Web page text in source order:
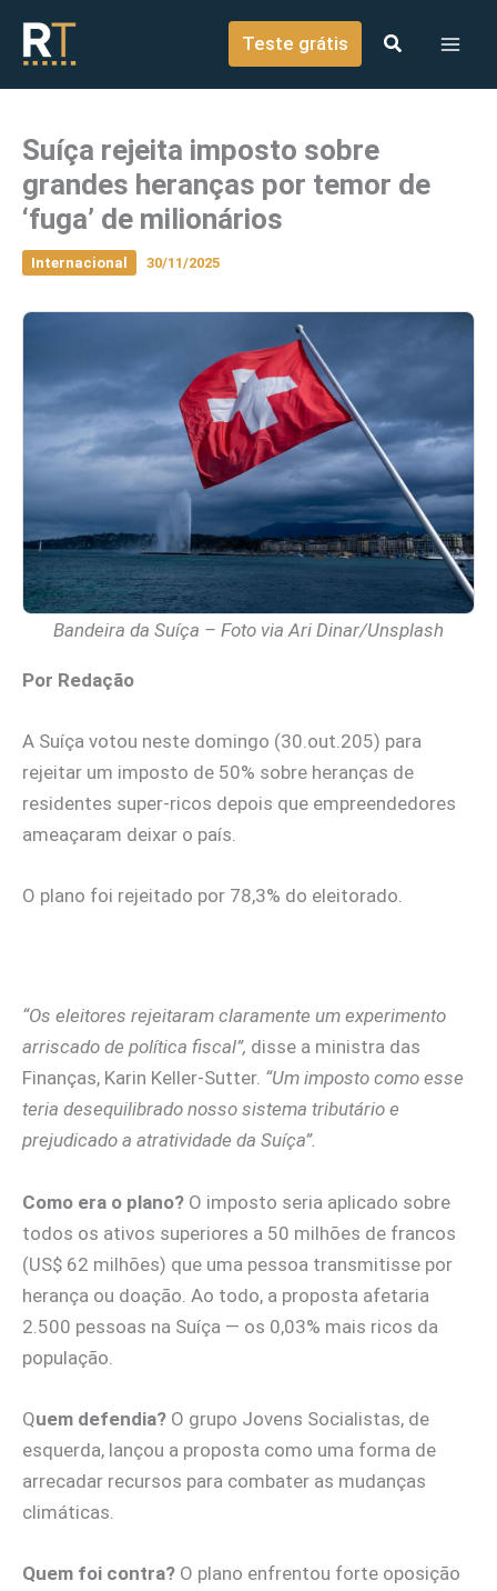
conteúdo
Teste grátis
Suíça rejeita imposto sobre
grandes heranças por temor de
‘fuga’ de milionários
Internacional 30/11/2025
Bandeira da Suíça – Foto via Ari Dinar/Unsplash
Por Redação
A Suíça votou neste domingo (30.out.205) para
rejeitar um imposto de 50% sobre heranças de
residentes super-ricos depois que empreendedores
ameaçaram deixar o país.
O plano foi rejeitado por 78,3% do eleitorado.
“Os eleitores rejeitaram claramente um experimento
arriscado de política fiscal”, disse a ministra das
Finanças, Karin Keller-Sutter. “Um imposto como esse
teria desequilibrado nosso sistema tributário e
prejudicado a atratividade da Suíça”.
Como era o plano? O imposto seria aplicado sobre
todos os ativos superiores a 50 milhões de francos
(US$ 62 milhões) que uma pessoa transmitisse por
herança ou doação. Ao todo, a proposta afetaria
2.500 pessoas na Suíça — os 0,03% mais ricos da
população.
Quem defendia? O grupo Jovens Socialistas, de
esquerda, lançou a proposta como uma forma de
arrecadar recursos para combater as mudanças
climáticas.
Quem foi contra? O plano enfrentou forte oposição